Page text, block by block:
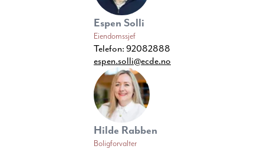
Espen Solli
Eiendomssjef
Telefon: 92082888
espen.solli@ecde.no
Hilde Rabben
Boligforvalter